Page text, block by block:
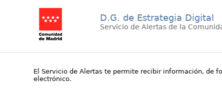
D.G. de Estrategia Digital
Servicio de Alertas de la
El Servicio de Alertas te permite recibir información, de
electrónico.